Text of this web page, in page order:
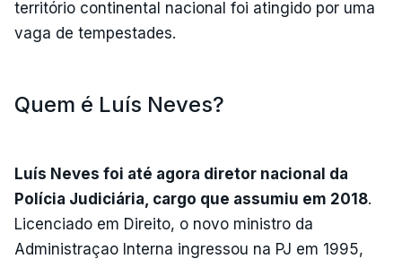
território continental nacional foi atingido por uma
vaga de tempestades.
Quem é Luís Neves?
Luís Neves foi até agora diretor nacional da
Polícia Judiciária, cargo que assumiu em 2018.
Licenciado em Direito, o novo ministro da
Administraçao Interna ingressou na PJ em 1995,